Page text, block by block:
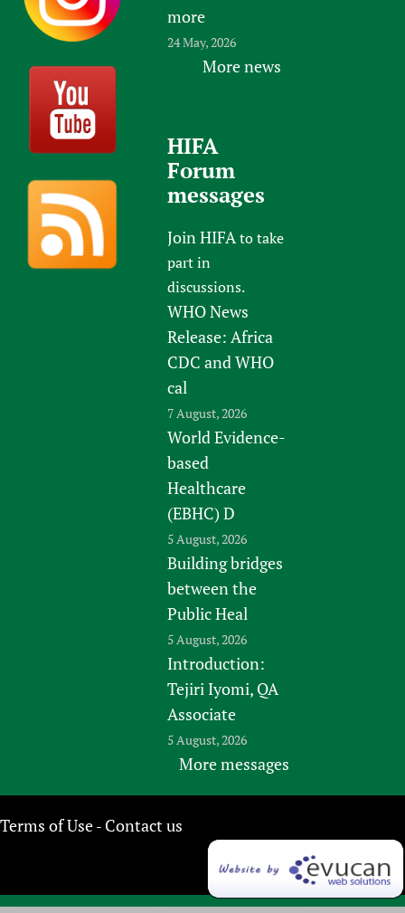
more
24 May, 2026
More news
HIFA
Forum
messages
Join HIFAto take
part in
discussions.
WHO News
Release: Africa
CDC and WHO
cal
7 August, 2026
World Evidence-
based
Healthcare
(EBHC) D
5 August, 2026
Building bridges
between the
Public Heal
5 August, 2026
Introduction:
Tejiri Iyomi, QA
Associate
5 August, 2026
More messages
Terms of Use- Contact us